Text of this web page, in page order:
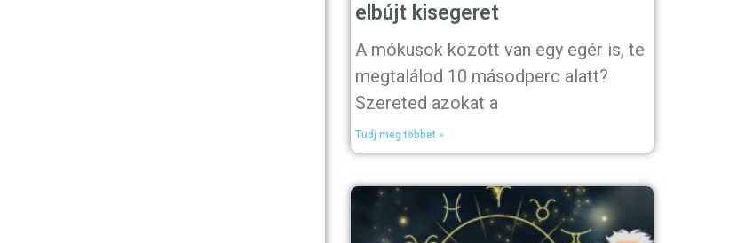
elbújt kisegeret
A mókusok között van egy egér is, te
megtalálod 10 másodperc alatt?
Szereted azokat a
Tudj meg többet »